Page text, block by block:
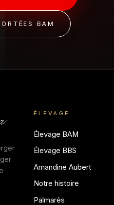
BAM
ÉLEVAGE
Élevage BAM
Élevage BBS
Amandine Aubert
Notre histoire
Palmarès